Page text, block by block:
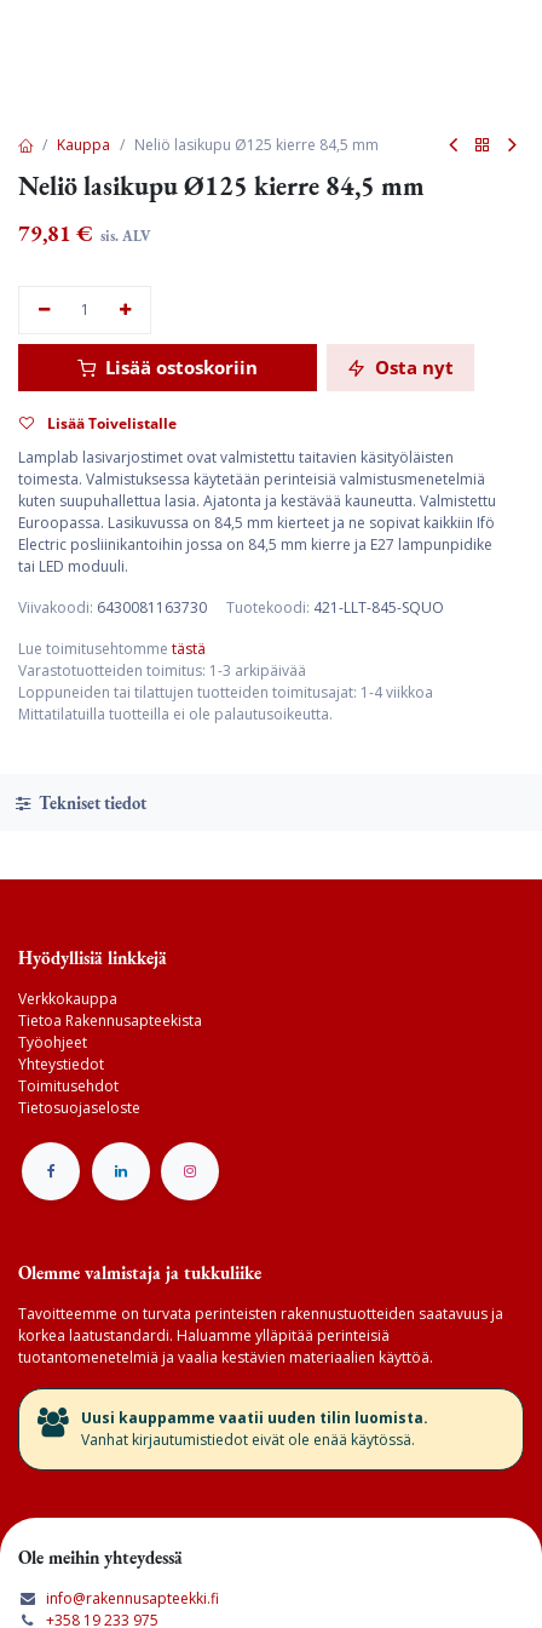
Kauppa Neliö lasikupu Ø125 kierre 84,5 mm
Neliö lasikupu Ø125 kierre 84,5 mm
79,81 € sis. ALV
Lisää ostoskoriin Osta nyt
Lisää Toivelistalle
Lamplab lasivarjostimet ovat valmistettu taitavien käsityöläisten
toimesta. Valmistuksessa käytetään perinteisiä valmistusmenetelmiä
kuten suupuhallettua lasia. Ajatonta ja kestävää kauneutta. Valmistettu
Euroopassa. Lasikuvussa on 84,5 mm kierteet ja ne sopivat kaikkiin Ifö
Electric posliinikantoihin jossa on 84,5 mm kierre ja E27 lampunpidike
tai LED moduuli.
Viivakoodi: 6430081163730 Tuotekoodi: 421-LLT-845-SQUO
Lue toimitusehtomme tästä
Varastotuotteiden toimitus: 1-3 arkipäivää
Loppuneiden tai tilattujen tuotteiden toimitusajat: 1-4 viikkoa
Mittatilatuilla tuotteilla ei ole palautusoikeutta.
Tekniset tiedot
Hyödyllisiä linkkejä
Verkkokauppa
Tietoa Rakennusapteekista
Työohjeet
Yhteystiedot
Toimitusehdot
Tietosuojaseloste
Olemme valmistaja ja tukkuliike
Tavoitteemme on turvata perinteisten rakennustuotteiden saatavuus ja
korkea laatustandardi. Haluamme ylläpitää perinteisiä
tuotantomenetelmiä ja vaalia kestävien materiaalien käyttöä.
​Uusi kauppamme vaatii uuden tilin luomista.
Vanhat kirjautumistiedot eivät ole enää käytössä.
Ole meihin yhteydessä
info@rakennusapteekki.fi
+358 19 233 975